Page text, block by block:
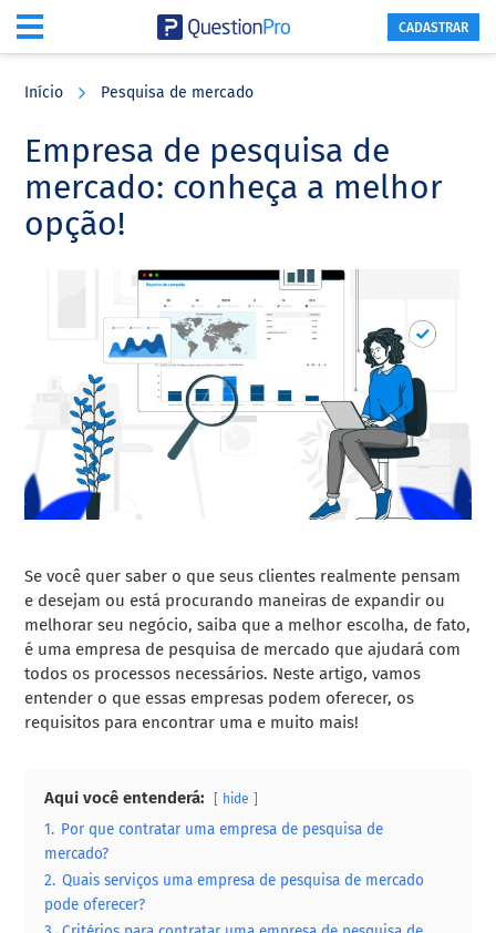
content
sidebar
CADASTRAR
Início Pesquisa de mercado
Empresa de pesquisa de
mercado: conheça a melhor
opção!
Se você quer saber o que seus clientes realmente pensam
e desejam ou está procurando maneiras de expandir ou
melhorar seu negócio, saiba que a melhor escolha, de fato,
é uma empresa de pesquisa de mercado que ajudará com
todos os processos necessários. Neste artigo, vamos
entender o que essas empresas podem oferecer, os
requisitos para encontrar uma e muito mais!
Aqui você entenderá: hide
1. Por que contratar uma empresa de pesquisa de
mercado?
2. Quais serviços uma empresa de pesquisa de mercado
pode oferecer?